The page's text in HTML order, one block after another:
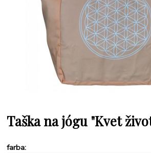
Taška na jógu "Kvet
farba: